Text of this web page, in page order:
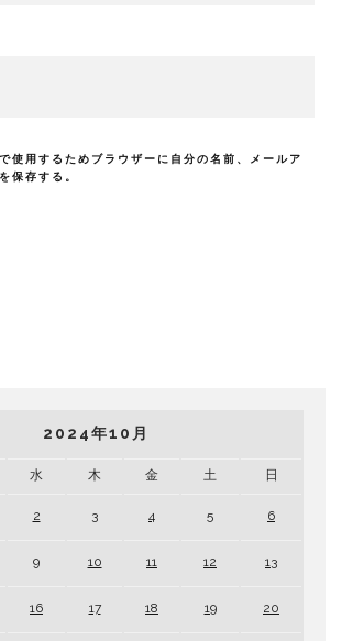
使用するためブラウザーに自分の名前、メールア
保存する。
2024年10月
水 木 金 土 日
2 3 4 5 6
9 10 11 12 13
16 17 18 19 20